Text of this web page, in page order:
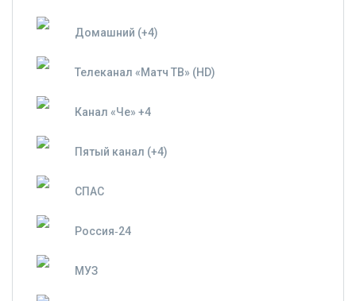
Домашний (+4)
Телеканал «Матч ТВ» (HD)
Канал «Че» +4
Пятый канал (+4)
СПАС
Россия‑24
МУЗ